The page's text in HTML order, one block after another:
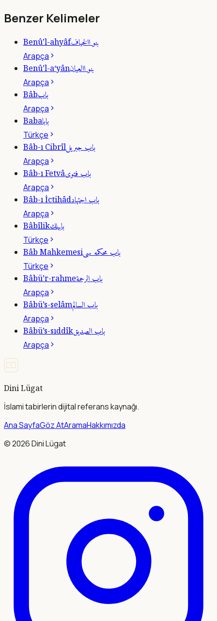
Benzer Kelimeler
Benû’l-ahyâfبنو االخياف
Arapça
Benû’l-a‘yânبنو االعيان
Arapça
Bâbباب
Arapça
Babaبابا
Türkçe
Bâb-ı Cibrîlباب جبريل
Arapça
Bâb-ı Fetvâباب فتوى
Arapça
Bâb-ı İctihâdباب اجتهاد
Arapça
Bâbîlikبابيلك
Türkçe
Bâb Mahkemesiباب محكمه سى
Türkçe
Bâbü’r-rahmeباب الرحمة
Arapça
Bâbü’s-selâmباب السالم
Arapça
Bâbü’s-sıddîkباب الصديق
Arapça
Dini Lügat
İslami tabirlerin dijital referans kaynağı.
Ana SayfaGöz AtAramaHakkımızda
©2026Dini Lügat